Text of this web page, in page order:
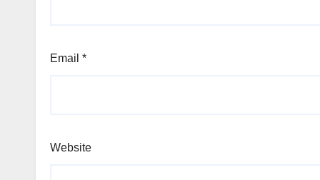
Email *
Website